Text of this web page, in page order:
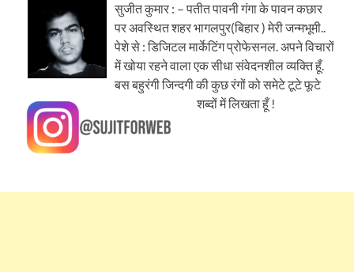
सुजीत कुमार : – पतीत पावनी गंगा के पावन कछार
पर अवस्थित शहर भागलपुर(बिहार ) मेरी जन्मभूमी..
पेशे से : डिजिटल मार्केटिंग प्रोफेसनल. अपने विचारों
में खोया रहने वाला एक सीधा संवेदनशील व्यक्ति हूँ.
बस बहुरंगी जिन्दगी की कुछ रंगों को समेटे टूटे फूटे
शब्दों में लिखता हूँ !